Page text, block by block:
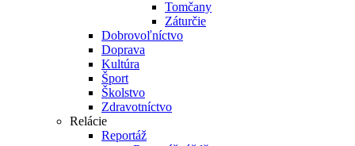
Tomčany
Záturčie
Dobrovoľníctvo
Doprava
Kultúra
Šport
Školstvo
Zdravotníctvo
Relácie
Reportáž